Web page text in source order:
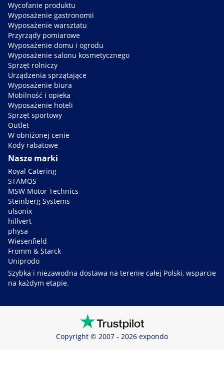
Wycofanie produktu
Wyposażenie gastronomii
Wyposażenie warsztatu
Przyrządy pomiarowe
Wyposażenie domu i ogrodu
Wyposażenie salonu kosmetycznego
Sprzęt rolniczy
Urządzenia sprzątające
Wyposażenie biura
Mobilność i opieka
Wyposażenie hoteli
Sprzęt sportowy
Outlet
W obniżonej cenie
Kody rabatowe
Nasze marki
Royal Catering
STAMOS
MSW Motor Technics
Steinberg Systems
ulsonix
hillvert
physa
Wiesenfield
Fromm & Starck
Uniprodo
Szybka i niezawodna dostawa na terenie całej Polski, wsparcie
na każdym etapie.
Copyright © 2007 - 2026 expondo